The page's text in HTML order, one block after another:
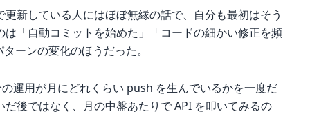
新している人にはほぼ無縁の話で、自分も最初はそう
「自動コミットを始めた」「コードの細かい修正を頻
ーンの変化のほうだった。
運用が月にどれくらい push を生んでいるかを一度だ
後ではなく、月の中盤あたりで API を叩いてみるの